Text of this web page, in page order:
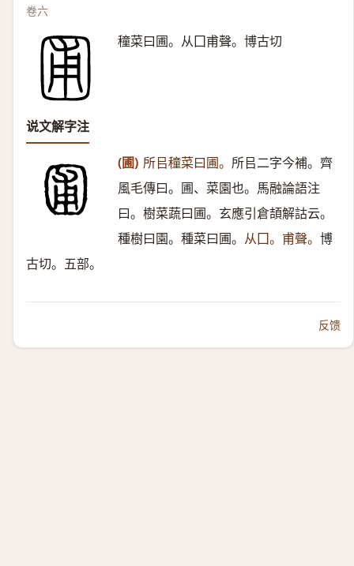
卷六
穜菜曰圃。从囗甫聲。博古切
说文解字注
(圃) 所㠯穜菜曰圃。 所㠯二字今補。齊
風毛傳曰。圃、菜園也。馬融論語注
曰。樹菜蔬曰圃。玄應引倉頡解詁云。
種樹曰園。種菜曰圃。 从囗。甫聲。 博
古切。五部。
反馈